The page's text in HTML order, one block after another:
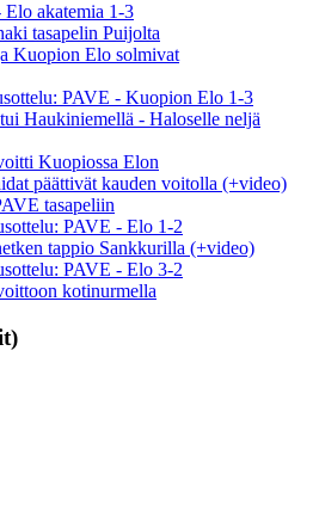
akatemia 1-3
tasapelin Puijolta
Kuopion Elo solmivat
PAVE - Kuopion Elo 1-3
Haukiniemellä - Haloselle neljä
Kuopiossa Elon
päättivät kauden voitolla (+video)
tasapeliin
PAVE - Elo 1-2
tappio Sankkurilla (+video)
PAVE - Elo 3-2
kotinurmella